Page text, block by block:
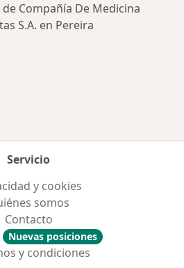
Compañía De Medicina
S.A. en Pereira
Servicio
y cookies
somos
Contacto
Nuevas posiciones
y condiciones